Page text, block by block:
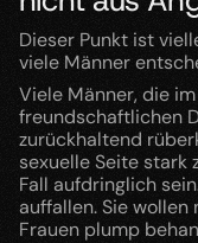
Dieser Punkt ist
viele Männer
Viele Männer, die
freundschaftlichen
zurückhaltend
sexuelle Seite stark
Fall aufdringlich
auffallen. Sie
Frauen plump